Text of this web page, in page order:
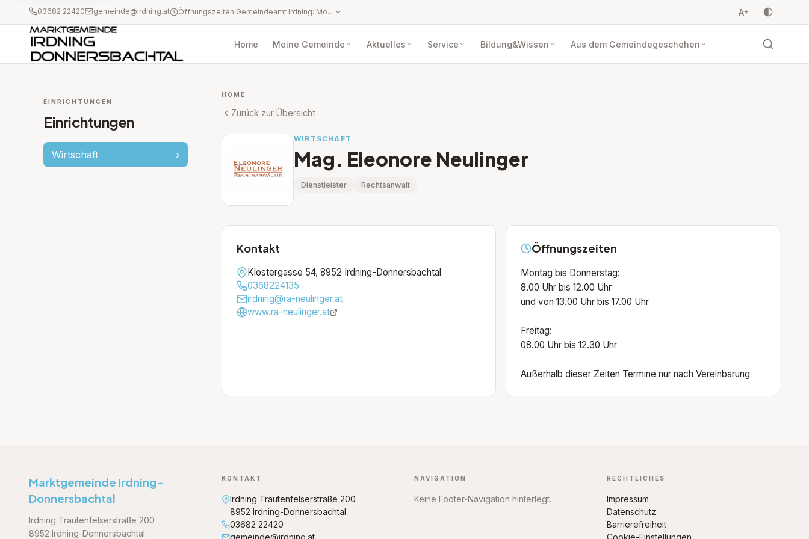
03682 22420 gemeinde@irdning.at Öffnungszeiten Gemeindeamt Irdning: Montag bis Freitag von 08:00 Uhr bis 12:00 Uhr Nachmittags Parteienverkehr nach telefonischer Vereinbarung. Öffnungszeiten Servicestelle Donnersbachwald: jeden ersten Freitag im Monat von 07:00 Uhr bis 12:00 Uhr A+
Home Meine Gemeinde Aktuelles Service Bildung&Wissen Aus dem Gemeindegeschehen
EINRICHTUNGEN
Einrichtungen
Wirtschaft ›
HOME
Zurück zur Übersicht
WIRTSCHAFT
Mag. Eleonore Neulinger
Dienstleister Rechtsanwalt
Kontakt
Klostergasse 54, 8952 Irdning-Donnersbachtal
0368224135
irdning@ra-neulinger.at
www.ra-neulinger.at
Öffnungszeiten
Montag bis Donnerstag:
8.00 Uhr bis 12.00 Uhr
und von 13.00 Uhr bis 17.00 Uhr
Freitag:
08.00 Uhr bis 12.30 Uhr
Außerhalb dieser Zeiten Termine nur nach Vereinbarung
Marktgemeinde Irdning-
Donnersbachtal
Irdning Trautenfelserstraße 200
8952 Irdning-Donnersbachtal
KONTAKT
Irdning Trautenfelserstraße 200
8952 Irdning-Donnersbachtal
03682 22420
gemeinde@irdning.at
NAVIGATION
Keine Footer-Navigation hinterlegt.
RECHTLICHES
Impressum
Datenschutz
Barrierefreiheit
Cookie-Einstellungen